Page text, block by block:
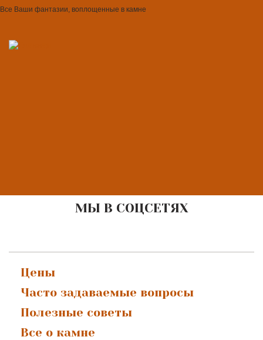
Все Ваши фантазии, воплощенные в камне
МЫ В СОЦСЕТЯХ
Цены
Часто задаваемые вопросы
Полезные советы
Все о камне